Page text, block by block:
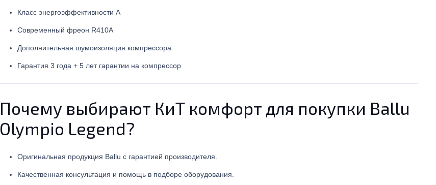
Класс энергоэффективности А
Современный фреон R410А
Дополнительная шумоизоляция компрессора
Гарантия 3 года + 5 лет гарантии на компрессор
Почему выбирают КиТ комфорт для покупки Ballu
Olympio Legend?
Оригинальная продукция Ballu с гарантией производителя.
Качественная консультация и помощь в подборе оборудования.